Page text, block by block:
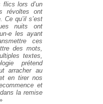
flics lors d’un
révoltes ont
qu’il s’est
nuits ont
e les ayant
ces
des mots,
textes,
prétend
arracher au
en tirer nos
et
la remise